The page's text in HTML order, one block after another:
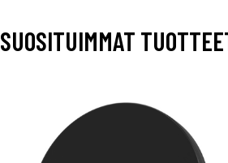
SUOSITUIMMAT